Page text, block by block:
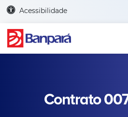
Acessibilidade
Contrato